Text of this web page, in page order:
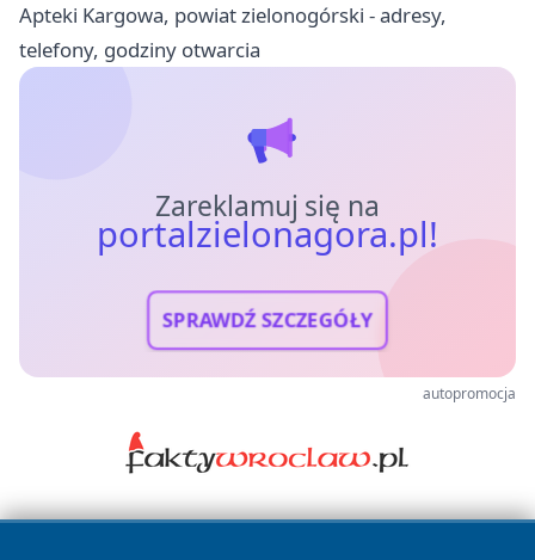
Apteki Kargowa, powiat zielonogórski - adresy,
telefony, godziny otwarcia
Zareklamuj się na
portalzielonagora.pl!
SPRAWDŹ SZCZEGÓŁY
autopromocja